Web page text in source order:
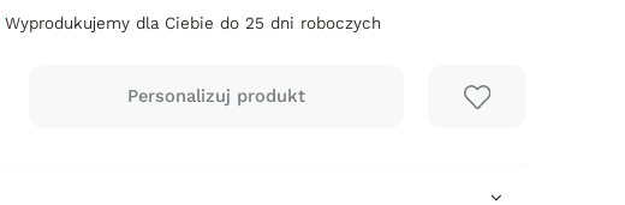
Wyprodukujemy dla Ciebie do 25 dni roboczych